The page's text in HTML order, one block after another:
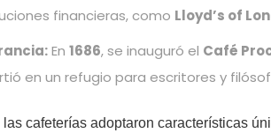
financieras, como Lloyd’s of
En 1686, se inauguró el Café
en un refugio para escritores y
las cafeterías adoptaron características